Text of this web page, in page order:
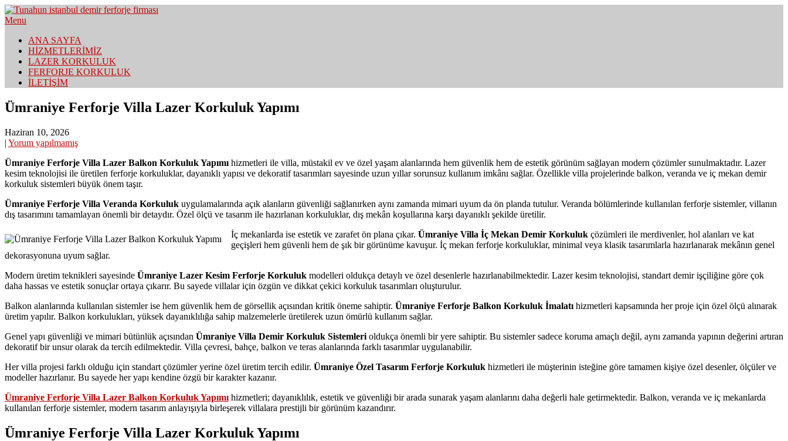
Skip
to
Tunahun Demir Korkuluk | Lazer Kesim Ferforje
Menu
ANA SAYFA
HİZMETLERİMİZ
LAZER KORKULUK
FERFORJE KORKULUK
İLETİŞİM
Ümraniye Ferforje Villa Lazer Korkuluk Yapımı
Haziran 10, 2026
| Yorum yapılmamış
Ümraniye Ferforje Villa Lazer Balkon Korkuluk Yapımı hizmetleri ile villa, müstakil ev ve özel yaşam alanlarında hem güvenlik hem de estetik görünüm sağlayan modern çözümler sunulmaktadır. Lazer
kesim teknolojisi ile üretilen ferforje korkuluklar, dayanıklı yapısı ve dekoratif tasarımları sayesinde uzun yıllar sorunsuz kullanım imkânı sağlar. Özellikle villa projelerinde balkon, veranda ve iç mekan demir
korkuluk sistemleri büyük önem taşır.
Ümraniye Ferforje Villa Veranda Korkuluk uygulamalarında açık alanların güvenliği sağlanırken aynı zamanda mimari uyum da ön planda tutulur. Veranda bölümlerinde kullanılan ferforje sistemler, villanın
dış tasarımını tamamlayan önemli bir detaydır. Özel ölçü ve tasarım ile hazırlanan korkuluklar, dış mekân koşullarına karşı dayanıklı şekilde üretilir.
İç mekanlarda ise estetik ve zarafet ön plana çıkar. Ümraniye Villa İç Mekan Demir Korkuluk çözümleri ile merdivenler, hol alanları ve kat
geçişleri hem güvenli hem de şık bir görünüme kavuşur. İç mekan ferforje korkuluklar, minimal veya klasik tasarımlarla hazırlanarak mekânın genel
dekorasyonuna uyum sağlar.
Modern üretim teknikleri sayesinde Ümraniye Lazer Kesim Ferforje Korkuluk modelleri oldukça detaylı ve özel desenlerle hazırlanabilmektedir. Lazer kesim teknolojisi, standart demir işçiliğine göre çok
daha hassas ve estetik sonuçlar ortaya çıkarır. Bu sayede villalar için özgün ve dikkat çekici korkuluk tasarımları oluşturulur.
Balkon alanlarında kullanılan sistemler ise hem güvenlik hem de görsellik açısından kritik öneme sahiptir. Ümraniye Ferforje Balkon Korkuluk İmalatı hizmetleri kapsamında her proje için özel ölçü alınarak
üretim yapılır. Balkon korkulukları, yüksek dayanıklılığa sahip malzemelerle üretilerek uzun ömürlü kullanım sağlar.
Genel yapı güvenliği ve mimari bütünlük açısından Ümraniye Villa Demir Korkuluk Sistemleri oldukça önemli bir yere sahiptir. Bu sistemler sadece koruma amaçlı değil, aynı zamanda yapının değerini artıran
dekoratif bir unsur olarak da tercih edilmektedir. Villa çevresi, bahçe, balkon ve teras alanlarında farklı tasarımlar uygulanabilir.
Her villa projesi farklı olduğu için standart çözümler yerine özel üretim tercih edilir. Ümraniye Özel Tasarım Ferforje Korkuluk hizmetleri ile müşterinin isteğine göre tamamen kişiye özel desenler, ölçüler ve
modeller hazırlanır. Bu sayede her yapı kendine özgü bir karakter kazanır.
Ümraniye Ferforje Villa Lazer Balkon Korkuluk Yapımı hizmetleri; dayanıklılık, estetik ve güvenliği bir arada sunarak yaşam alanlarını daha değerli hale getirmektedir. Balkon, veranda ve iç mekanlarda
kullanılan ferforje sistemler, modern tasarım anlayışıyla birleşerek villalara prestijli bir görünüm kazandırır.
Ümraniye Ferforje Villa Lazer Korkuluk Yapımı